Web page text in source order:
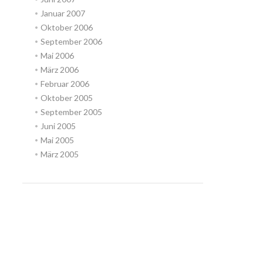
Januar 2007
Oktober 2006
September 2006
Mai 2006
März 2006
Februar 2006
Oktober 2005
September 2005
Juni 2005
Mai 2005
März 2005